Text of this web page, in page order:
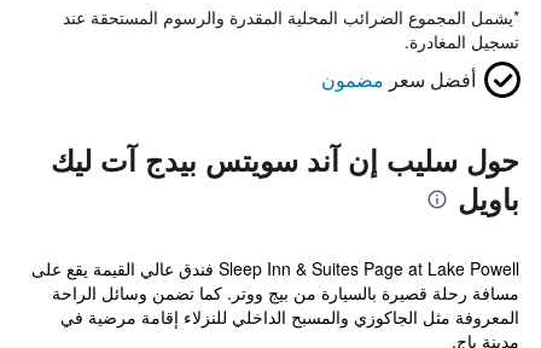
*يشمل المجموع الضرائب المحلية المقدرة والرسوم المستحقة عند
تسجيل المغادرة.
أفضل سعر مضمون
حول سليب إن آند سويتس بيدج آت ليك
باويل
Sleep Inn & Suites Page at Lake Powell فندق عالي القيمة يقع على
مسافة رحلة قصيرة بالسيارة من بيج ووتر. كما تضمن وسائل الراحة
المعروفة مثل الجاكوزي والمسبح الداخلي للنزلاء إقامة مرضية في
مدينة باج.